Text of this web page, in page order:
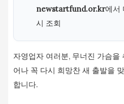
newstartfund.or.kr에서
시 조회
자영업자 여러분, 무너진 가슴을
어나 꼭 다시 희망찬 새 출발을
합니다.